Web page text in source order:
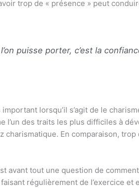
trop de « présence » peut
puisse porter, c’est la
lorsqu’il s’agit de le
l’un des traits les plus difficiles à
charismatique. En comparaison,
avant tout une question de
régulièrement de l’exercice et